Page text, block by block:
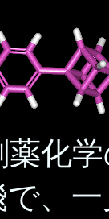
化
、